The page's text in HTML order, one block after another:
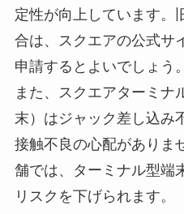
定性が向上しています。
合は、スクエアの公式サ
申請するとよいでしょう。
また、スクエアターミナ
末）はジャック差し込み
接触不良の心配がありま
舗では、ターミナル型端
リスクを下げられます。